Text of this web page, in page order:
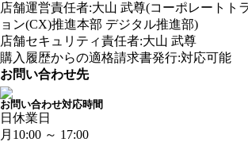
店舗運営責任者:大山 武尊(コーポレートト
ョン(CX)推進本部 デジタル推進部)
店舗セキュリティ責任者:大山 武尊
購入履歴からの適格請求書発行:対応可能
お問い合わせ先
お問い合わせ対応時間
日 休業日
月 10:00 ～ 17:00